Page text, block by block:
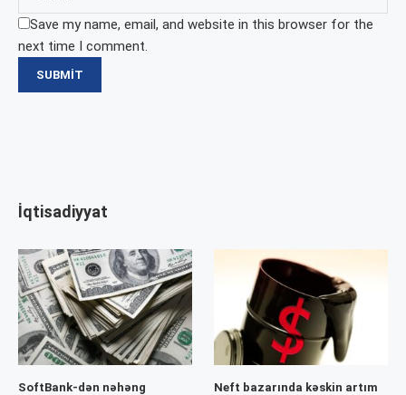
Save my name, email, and website in this browser for the
next time I comment.
İqtisadiyyat
SoftBank-dən nəhəng
Neft bazarında kəskin artım